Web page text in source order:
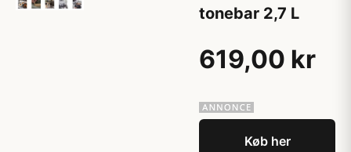
tonebar 2,7 L
619,00 kr
Køb her